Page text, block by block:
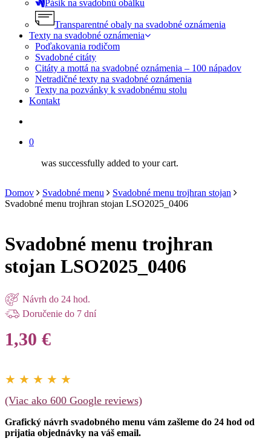
Pásik na svadobnú obálku
Transparentné obaly na svadobné oznámenia
Texty na svadobné oznámenia
Poďakovania rodičom
Svadobné citáty
Citáty a mottá na svadobné oznámenia – 100 nápadov
Netradičné texty na svadobné oznámenia
Texty na pozvánky k svadobnému stolu
Kontakt
0
was successfully added to your cart.
Domov Svadobné menu
Svadobné menu trojhran stojan
Svadobné menu trojhran stojan LSO2025_0406
Svadobné menu trojhran
stojan LSO2025_0406
Návrh do 24 hod.
Doručenie do 7 dní
1,30 €
★ ★ ★ ★ ★
(Viac ako 600 Google reviews)
Grafický návrh svadobného menu vám zašleme do 24 hod od
prijatia objednávky na váš email.